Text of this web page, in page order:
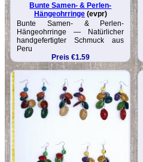
Bunte Samen- & Perlen-
Hängeohrringe(evpr)
Bunte Samen- & Perlen-
Hängeohrringe — Natürlicher
handgefertigter Schmuck aus
Peru
Preis €1.59